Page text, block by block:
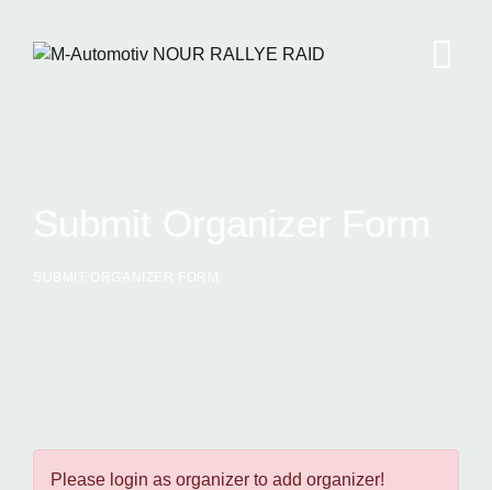
contenu
Please login as organizer to add organizer!